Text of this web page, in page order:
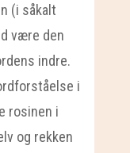
(i såkalt
være den
indre.
i
rosinen i
og rekken